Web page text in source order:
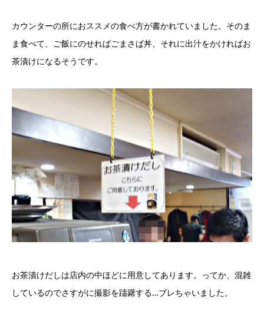
カウンターの所におススメの食べ方が書かれていました。そのま
ま食べて、ご飯にのせればごまさば丼、それに出汁をかければお
茶漬けになるそうです。
お茶漬けだしは店内の中ほどに用意してあります。ってか、混雑
しているのでさすがに撮影を躊躇する…ブレちゃいました。